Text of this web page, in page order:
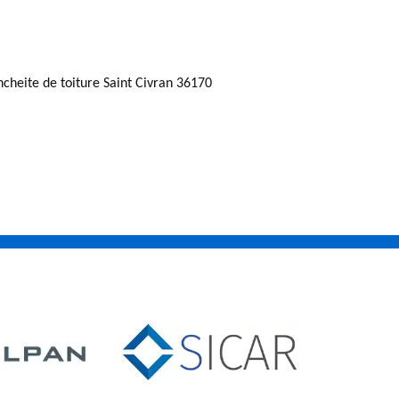
de toiture Saint Civran 36170